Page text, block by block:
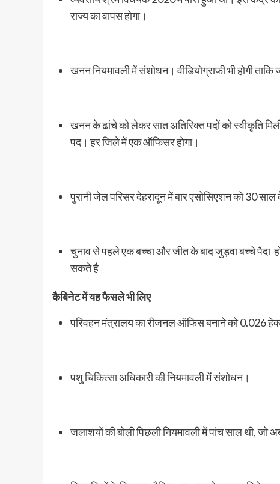
राज्य का वापस होगा।
खनन नियमावली में संशोधन। वीडियोग्राफी भी होगी ताकि
खनन के ढांचे को लेकर सात अतिरिक्त पदों को स्वीकृति
पद। हर जिले में एक ऑफिसर होगा।
पुरानी जेल परिसर देहरादून में बार एसोसिएशन को 30 साल
चुनाव से पहले एक बच्चा और जीत के बाद जुड़वा बच्चे पैदा
सकते है
कैबिनेट में यह फैसले भी लिए
परिवहन मंत्रालय का रीजनल ऑफिस बनाने को 0.026
पशु चिकित्सा अधिकारी की नियमावली में संशोधन।
जलाशयों की बोली पिछली नियमावली में पांच साल थी, जो